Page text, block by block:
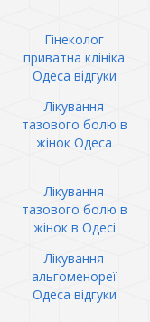
Гінеколог
приватна клініка
Одеса відгуки
Лікування
тазового болю в
жінок Одеса
Лікування
тазового болю в
жінок в Одесі
Лікування
альгоменореї
Одеса відгуки